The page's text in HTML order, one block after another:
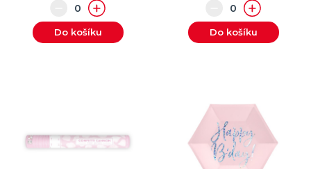
Do košíku Do košíku